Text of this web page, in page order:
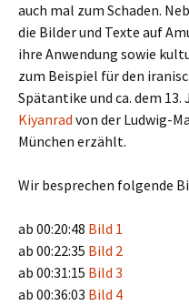
auch mal zum Schaden.
die Bilder und Texte auf
ihre Anwendung sowie
zum Beispiel für den
Spätantike und ca. dem 13.
Kiyanrad von der Ludwig-
München erzählt.
Wir besprechen folgende
ab 00:20:48 Bild 1
ab 00:22:35 Bild 2
ab 00:31:15 Bild 3
ab 00:36:03 Bild 4